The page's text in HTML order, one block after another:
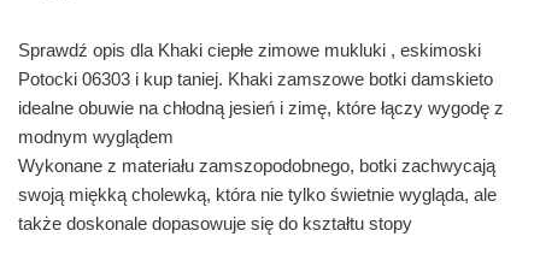
Sprawdź opis dla Khaki ciepłe zimowe mukluki , eskimoski
Potocki 06303 i kup taniej. Khaki zamszowe botki damskieto
idealne obuwie na chłodną jesień i zimę, które łączy wygodę z
modnym wyglądem
Wykonane z materiału zamszopodobnego, botki zachwycają
swoją miękką cholewką, która nie tylko świetnie wygląda, ale
także doskonale dopasowuje się do kształtu stopy